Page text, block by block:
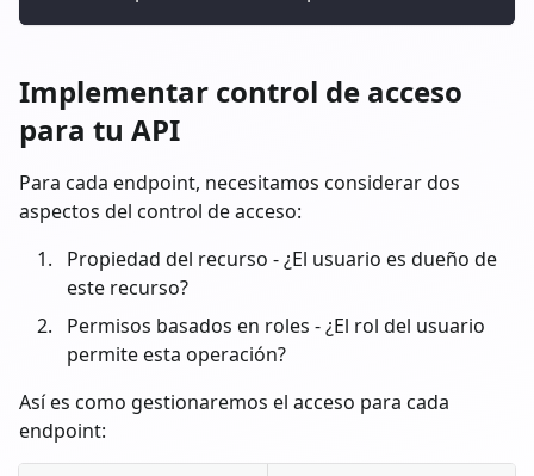
Implementar control de acceso
para tu API
Para cada endpoint, necesitamos considerar dos
aspectos del control de acceso:
Propiedad del recurso - ¿El usuario es dueño de
este recurso?
Permisos basados en roles - ¿El rol del usuario
permite esta operación?
Así es como gestionaremos el acceso para cada
endpoint: